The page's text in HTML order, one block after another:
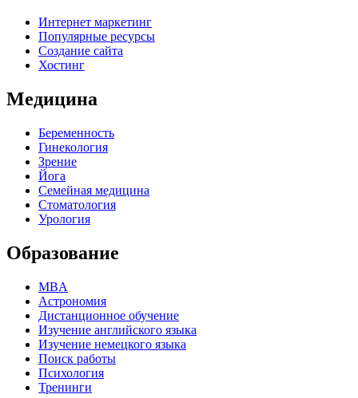
Интернет маркетинг
Популярные ресурсы
Создание сайта
Хостинг
Медицина
Беременность
Гинекология
Зрение
Йога
Семейная медицина
Стоматология
Урология
Образование
MBA
Астрономия
Дистанционное обучение
Изучение английского языка
Изучение немецкого языка
Поиск работы
Психология
Тренинги